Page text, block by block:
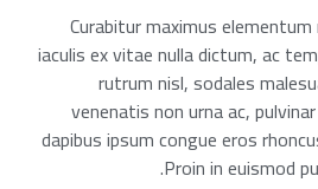
Curabitur maximus
iaculis ex vitae nulla dictum, ac
rutrum nisl, sodales
venenatis non urna ac,
dapibus ipsum congue eros
Proin in euismod